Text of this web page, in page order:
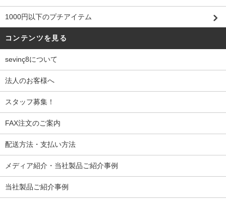
1000円以下のプチアイテム
コンテンツを見る
sevinç8について
法人のお客様へ
スタッフ募集！
FAX注文のご案内
配送方法・支払い方法
メディア紹介・当社製品ご紹介事例
当社製品ご紹介事例